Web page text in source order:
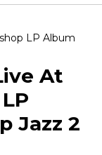
LP Album
At
Jazz 2